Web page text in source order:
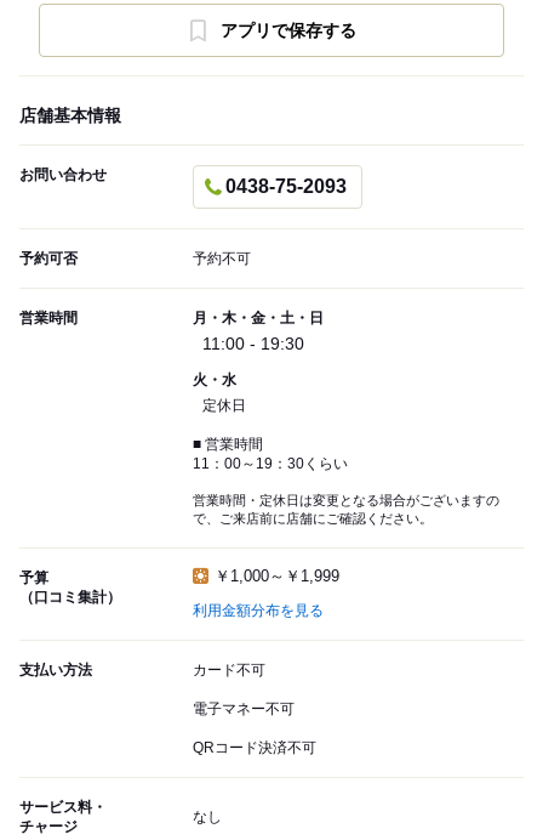
アプリで保存する
店舗基本情報
お問い合わせ
0438-75-2093
予約可否 予約不可
営業時間 月・木・金・土・日
11:00 - 19:30
火・水
定休日
■ 営業時間
11：00～19：30くらい
営業時間・定休日は変更となる場合がございますの
で、ご来店前に店舗にご確認ください。
予算
（口コミ集計）
￥1,000～￥1,999
利用金額分布を見る
支払い方法 カード不可
電子マネー不可
QRコード決済不可
サービス料・
チャージ
なし